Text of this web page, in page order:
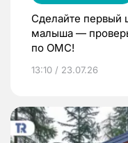
Сделайте первый
малыша —
по ОМС!
13:10 / 23.07.26